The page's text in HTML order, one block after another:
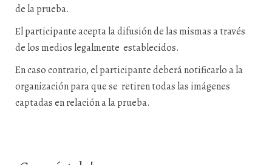
de la prueba.
El participante acepta la difusión de las mismas a través
de los medios legalmente establecidos.
En caso contrario, el participante deberá notificarlo a la
organización para que se retiren todas las imágenes
captadas en relación a la prueba.